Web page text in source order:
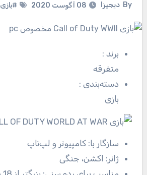
By دیجیزا 08 آگوست 2020 #بازی
برند:
متفرقه
دسته‌بندی:
بازی
سازگار با: کامپیوتر و لپ‌تاپ
ژانر: اکشن، جنگی